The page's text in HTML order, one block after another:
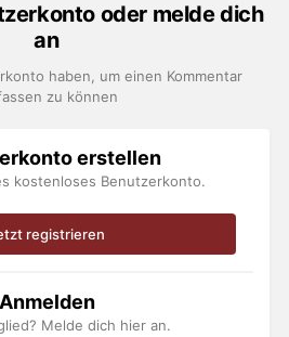
oder melde dich
an
haben, um einen Kommentar
zu können
erstellen
kostenloses Benutzerkonto.
registrieren
Anmelden
Melde dich hier an.